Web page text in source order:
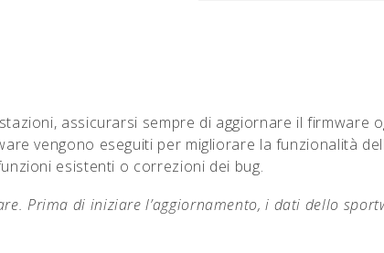
assicurarsi sempre di aggiornare il firmware
vengono eseguiti per migliorare la funzionalità
esistenti o correzioni dei bug.
Prima di iniziare l’aggiornamento, i dati dello